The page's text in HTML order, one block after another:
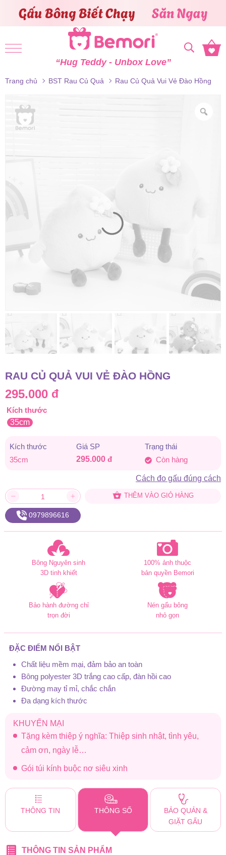
Skip to content
“Hug Teddy - Unbox Love”
Trang chủ BST Rau Củ Quả Rau Củ Quả Vui Vẻ Đào Hồng
RAU CỦ QUẢ VUI VẺ ĐÀO HỒNG
295.000 đ
Kích thước
35cm
Kích thước Giá SP
Trạng thái
35cm
295.000 đ Còn hàng
Cách đo gấu đúng cách
THÊM VÀO GIỎ HÀNG
0979896616
Bông Nguyên sinh
3D tinh khiết
100% ảnh thuộc
bản quyền Bemori
Bảo hành đường chỉ
trọn đời
Nén gấu bông
nhỏ gọn
ĐẶC ĐIỂM NỔI BẬT
Chất liệu mềm mại, đảm bảo an toàn
Bông polyester 3D trắng cao cấp, đàn hồi cao
Đường may tỉ mỉ, chắc chắn
Đa dạng kích thước
KHUYẾN MẠI
Tặng kèm thiệp ý nghĩa: Thiệp sinh nhật, tình yêu,
cảm ơn, ngày lễ…
Gói túi kính buộc nơ siêu xinh
THÔNG TIN THÔNG SỐ
BẢO QUẢN &
GIẶT GẤU
THÔNG TIN SẢN PHẨM